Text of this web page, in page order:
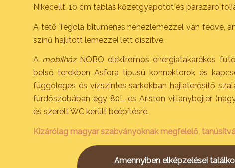
Nikecellt, 10 cm táblás kőzetgyapotot és párazáró
A tető Tegola bitumenes nehézlemezzel van fedve,
színű hajlított lemezzel lett díszítve.
A mobilházNOBO elektromos energiatakarékos
belső terekben Asfora típusú konnektorok és
függőleges és vízszintes sarkokban hajlaterősítő
fürdőszobában egy 80L-es Ariston villanybojler
és szerelt WC került beépítésre.
Kizárólag magyar szabványoknak megfelelő,
Amennyiben elképzelései